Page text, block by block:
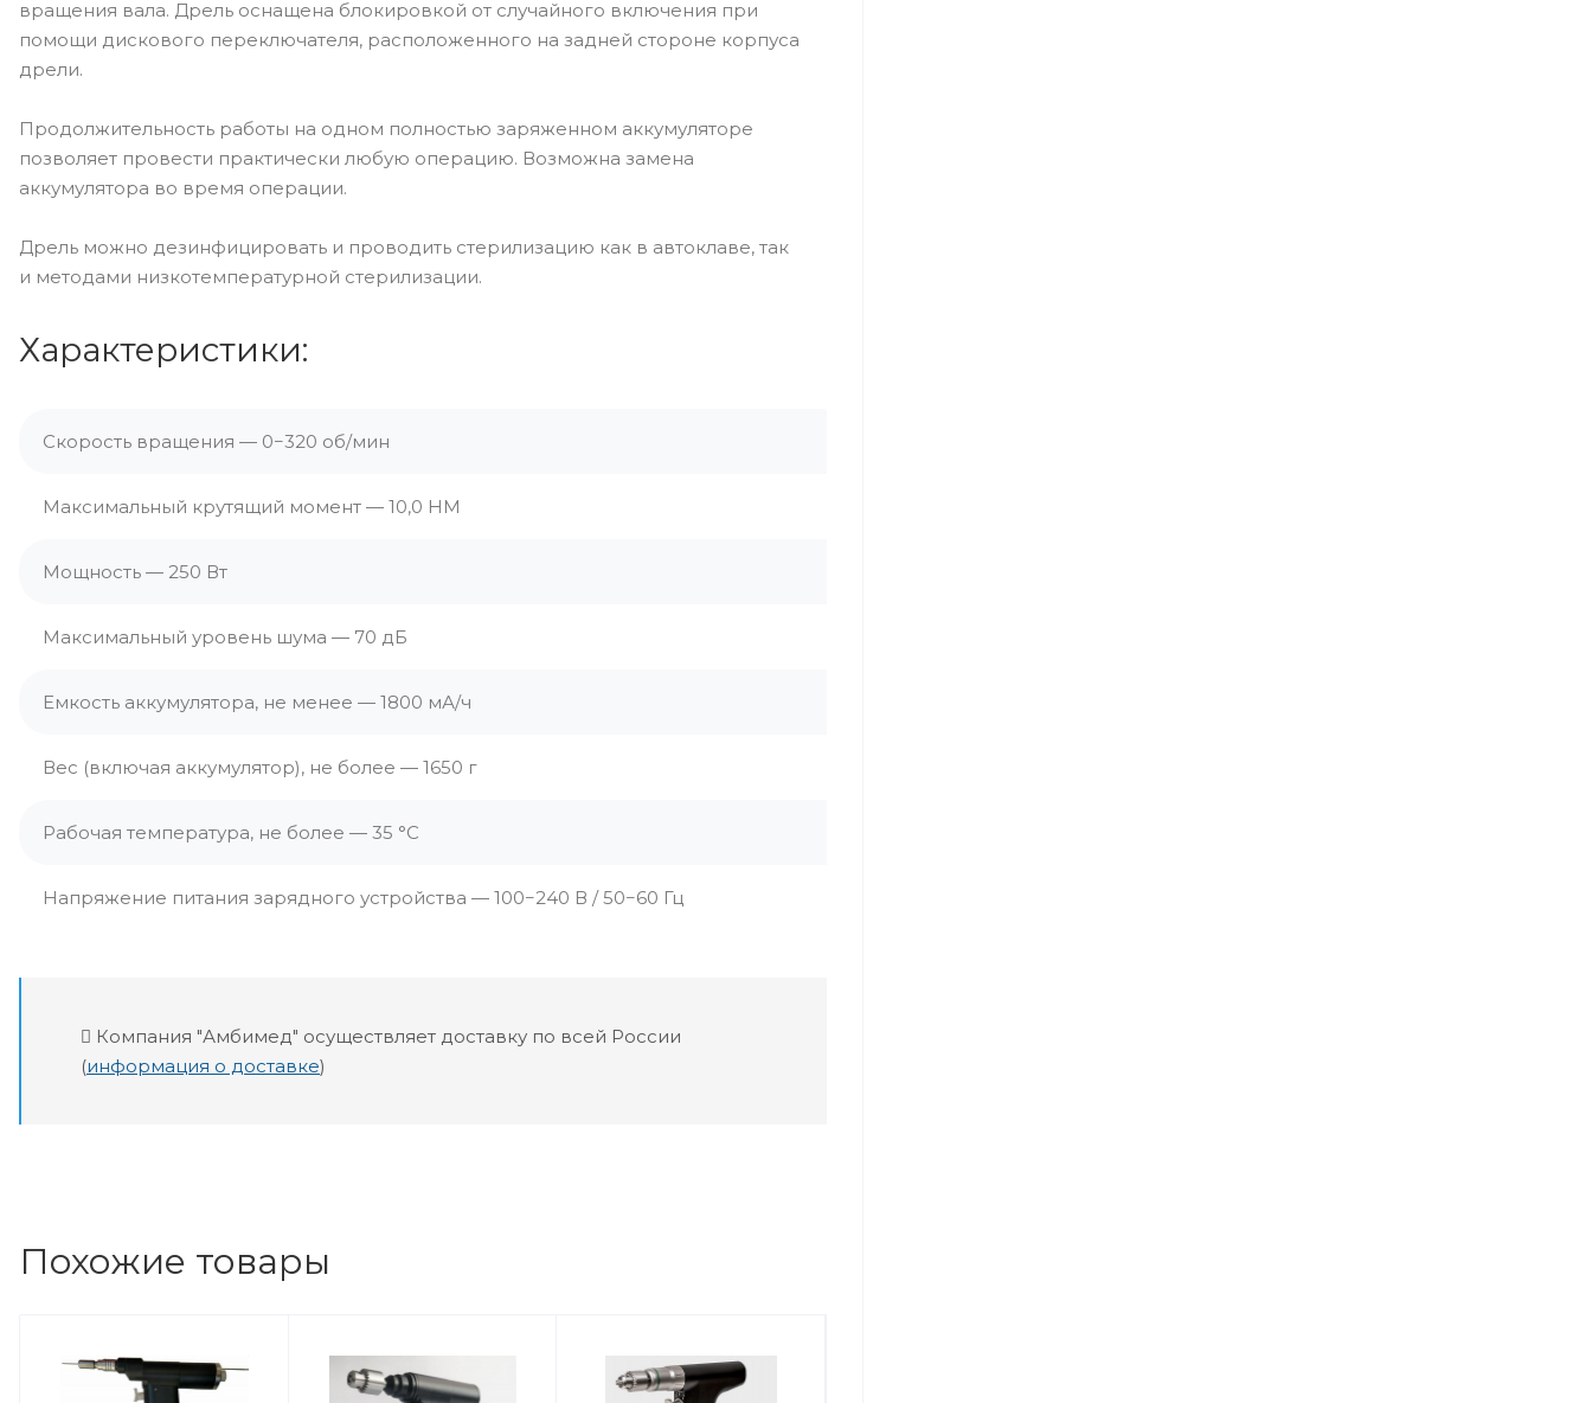
вращения вала. Дрель оснащена блокировкой от случайного включения при
помощи дискового переключателя, расположенного на задней стороне корпуса
дрели.
Продолжительность работы на одном полностью заряженном аккумуляторе
позволяет провести практически любую операцию. Возможна замена
аккумулятора во время операции.
Дрель можно дезинфицировать и проводить стерилизацию как в автоклаве, так
и методами низкотемпературной стерилизации.
Характеристики:
Скорость вращения — 0−320 об/мин
Максимальный крутящий момент — 10,0 НМ
Мощность — 250 Вт
Максимальный уровень шума — 70 дБ
Емкость аккумулятора, не менее — 1800 мА/ч
Вес (включая аккумулятор), не более — 1650 г
Рабочая температура, не более — 35 °С
Напряжение питания зарядного устройства — 100−240 В / 50−60 Гц
Компания "Амбимед" осуществляет доставку по всей России
(информация о доставке)
Похожие товары